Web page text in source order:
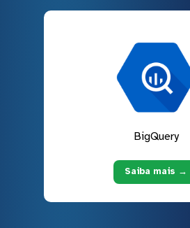
BigQuery
Saiba mais →